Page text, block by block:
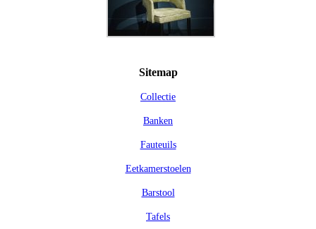
Sitemap
Collectie
Banken
Fauteuils
Eetkamerstoelen
Barstool
Tafels